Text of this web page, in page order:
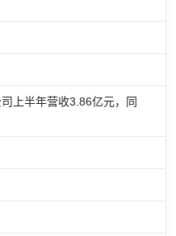
上半年营收3.86亿元，同